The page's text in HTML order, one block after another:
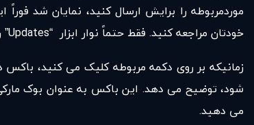
موردمربوطه را برایش ارسال کنید، نمایان شد
خودتان مراجعه کنید. فقط حتماً نوار ابزار “Updates” را در جی میل بررسی کنید.
زمانیکه بر روی دکمه مربوطه کلیک می کنید،
شود، توضیح می دهد. این باکس به عنوان بوک
می دهید.